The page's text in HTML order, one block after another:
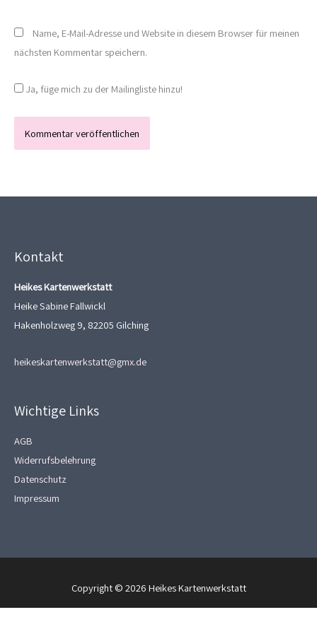
Name, E-Mail-Adresse und Website in diesem Browser für meinen
nächsten Kommentar speichern.
Ja, füge mich zu der Mailingliste hinzu!
Kontakt
Heikes Kartenwerkstatt
Heike Sabine Fallwickl
Hakenholzweg 9, 82205 Gilching
heikeskartenwerkstatt@gmx.de
Wichtige Links
AGB
Widerrufsbelehrung
Datenschutz
Impressum
Copyright © 2026 Heikes Kartenwerkstatt